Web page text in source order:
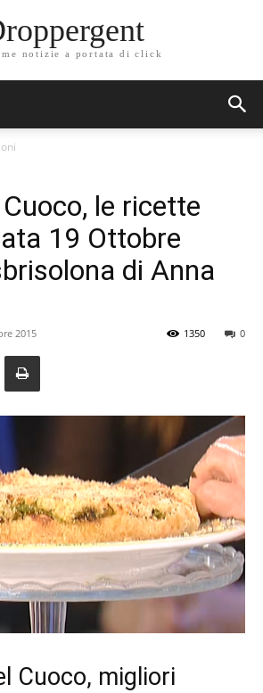
notizie a portata di click
le ricette
19 Ottobre
di Anna
2015 0
1350
Cuoco, migliori